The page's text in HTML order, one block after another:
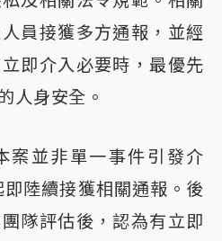
員接獲多方通報，並經
即介入必要時，最優先
人身安全。
案並非單一事件引發介
陸續接獲相關通報。後
隊評估後，認為有立即